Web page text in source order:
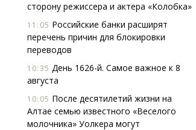
сторону режиссера и актера «Колобка»
11:05 Российские банки расширят
перечень причин для блокировки
переводов
10:35 День 1626-й. Самое важное к 8
августа
10:05 После десятилетий жизни на
Алтае семью известного «Веселого
молочника» Уолкера могут